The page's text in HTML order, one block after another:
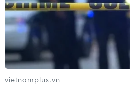
vietnamplus.vn